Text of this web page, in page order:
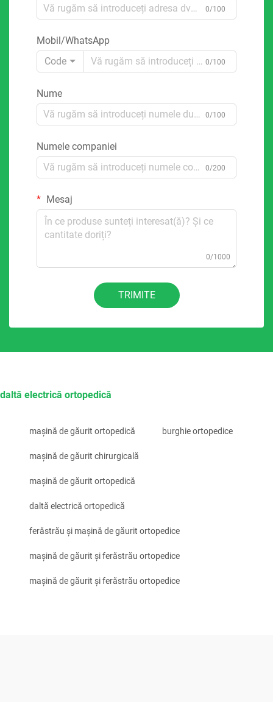
0/100
Mobil/WhatsApp
Code
0/100
Nume
0/100
Numele companiei
0/200
Mesaj
0/1000
TRIMITE
daltă electrică ortopedică
mașină de găurit ortopedică burghie ortopedice
mașină de găurit chirurgicală
mașină de găurit ortopedică
daltă electrică ortopedică
ferăstrău și mașină de găurit ortopedice
mașină de găurit și ferăstrău ortopedice
mașină de găurit și ferăstrău ortopedice